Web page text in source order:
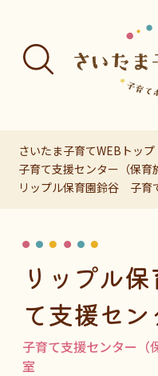
さいたま子育てWEBトップ
子育て支援センター（保
リップル保育園鈴谷 子育
リップル
て支援セン
子育て支援センター（
室